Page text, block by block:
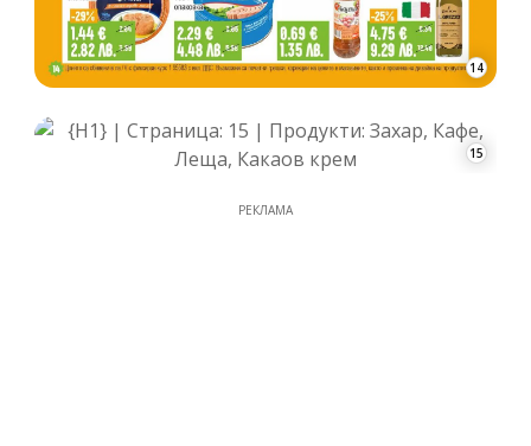
14
15
РЕКЛАМА